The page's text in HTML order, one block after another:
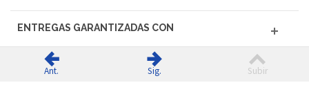
ENTREGAS GARANTIZADAS CON
© 2026 PISTASPORT - Todos los derechos reservados
Ant. Sig. Subir